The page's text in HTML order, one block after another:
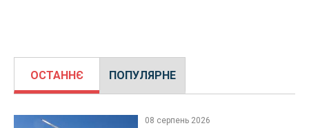
ОСТАННЄ ПОПУЛЯРНЕ
08 серпень 2026